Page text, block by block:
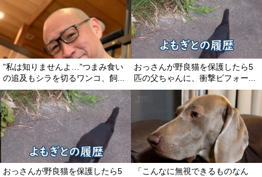
”私は知りませんよ…”つまみ食い
の追及もシラを切るワンコ、飼...
おっさんが野良猫を保護したら5
匹の父ちゃんに、衝撃ビフォー...
おっさんが野良猫を保護したら5
「こんなに無視できるものなん